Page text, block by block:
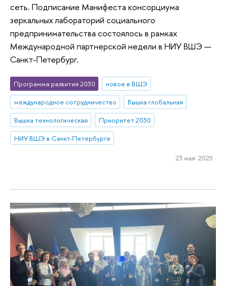
сеть. Подписание Манифеста консорциума
зеркальных лабораторий социального
предпринимательства состоялось в рамках
Международной партнерской недели в НИУ ВШЭ —
Санкт-Петербург.
Программа развития 2030
новое в ВШЭ
международное сотрудничество
Вышка глобальная
Вышка технологическая
Приоритет 2030
НИУ ВШЭ в Санкт-Петербурге
23 мая 2025